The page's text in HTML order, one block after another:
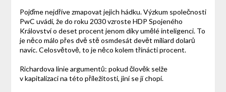
Pojďme nejdříve zmapovat jejich hádku. Výzkum společnosti
PwC uvádí, že do roku 2030 vzroste HDP Spojeného
Království o deset procent jenom díky umělé inteligenci. To
je něco málo přes dvě stě osmdesát devět miliard dolarů
navíc. Celosvětově, to je něco kolem třinácti procent.
Richardova linie argumentů: pokud člověk selže
v kapitalizaci na této příležitosti, jiní se jí chopí.